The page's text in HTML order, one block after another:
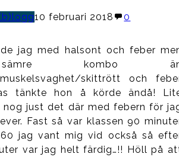
10 februari 2018 0
jag med halsont och feber
kombo
skittrött och
tänkte hon å körde ändå!
nog just det där med febern för
Fast så var klassen 90
jag vant mig vid också så
var jag helt färdig…!! Höll på